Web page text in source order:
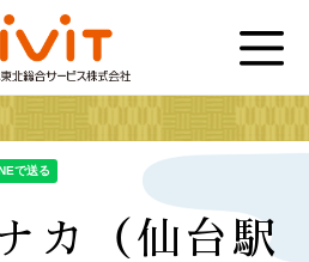
カ（仙台駅